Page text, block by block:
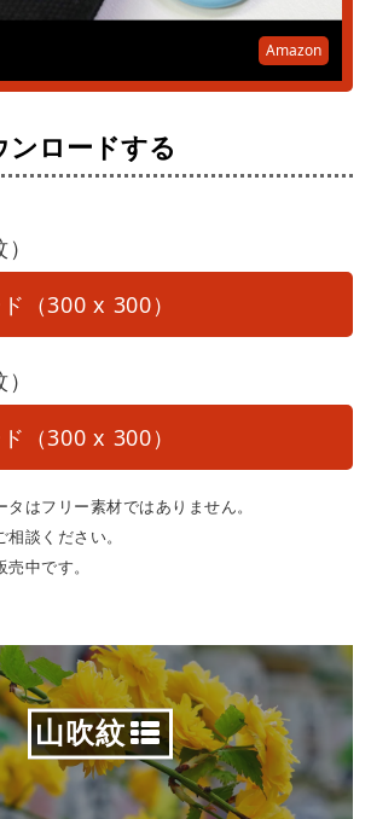
Amazon
ロードする
（300 x 300）
（300 x 300）
はフリー素材ではありません。
談ください。
中です。
山吹紋